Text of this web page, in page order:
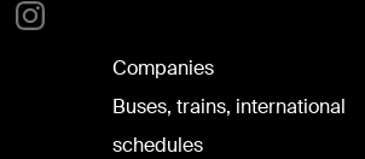
Companies
Buses, trains, international
schedules